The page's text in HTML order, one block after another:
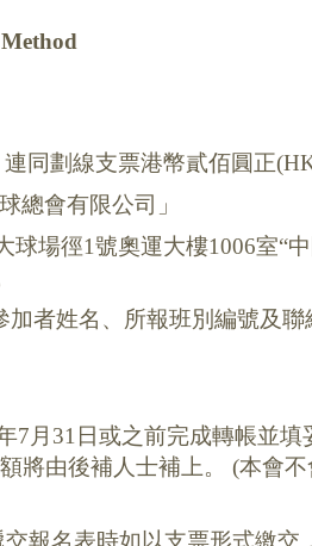
連同劃線支票港幣貳佰圓正
總會有限公司」
球場徑1號奧運大樓1006室“
者姓名、所報班別編號及聯
7月31日或之前完成轉帳並填
將由後補人士補上。 (本會
報名表時如以支票形式繳交